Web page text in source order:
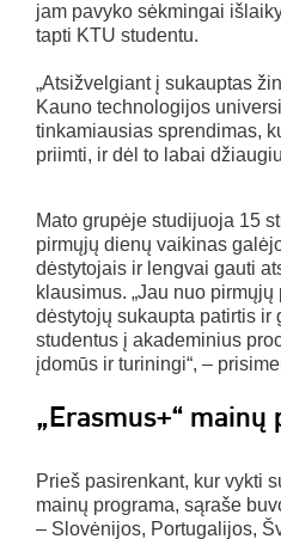
jam pavyko sėkmingai
tapti KTU studentu.
„Atsižvelgiant į sukauptas
Kauno technologijos
tinkamiausias sprendimas,
priimti, ir dėl to labai
Mato grupėje studijuoja 15
pirmųjų dienų vaikinas
dėstytojais ir lengvai gauti
klausimus. „Jau nuo
dėstytojų sukaupta patirtis ir
studentus į akademinius
įdomūs ir turiningi“, –
„Erasmus+“
Prieš pasirenkant, kur vykti
mainų programa, sąraše
– Slovėnijos, Portugalijos,